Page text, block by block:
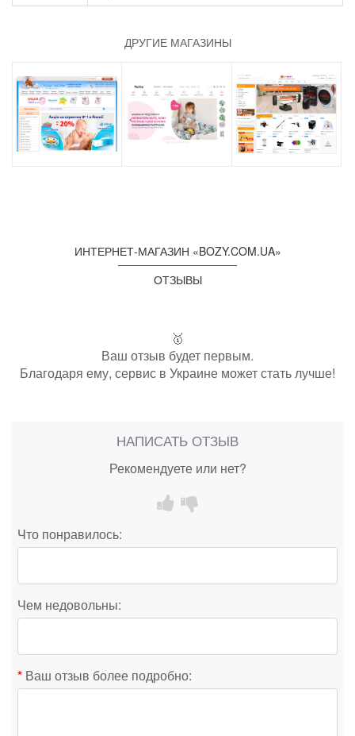
ДРУГИЕ МАГАЗИНЫ
ИНТЕРНЕТ-МАГАЗИН «BOZY.COM.UA»
ОТЗЫВЫ
🥇
Ваш отзыв будет первым.
Благодаря ему, сервис в Украине может стать лучше!
НАПИСАТЬ ОТЗЫВ
Рекомендуете или нет?
Что понравилось:
Чем недовольны:
Ваш отзыв более подробно: